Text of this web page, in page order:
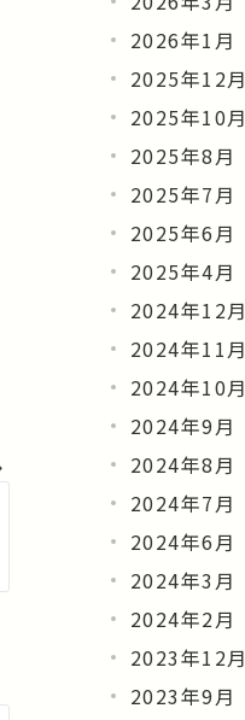
2026年1月
2025年12月
2025年10月
2025年8月
2025年7月
2025年6月
2025年4月
2024年12月
2024年11月
2024年10月
2024年9月
2024年8月
2024年7月
2024年6月
2024年3月
2024年2月
2023年12月
2023年9月